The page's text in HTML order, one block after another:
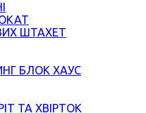
ШТАХЕТ
БЛОК ХАУС
ТА ХВІРТОК